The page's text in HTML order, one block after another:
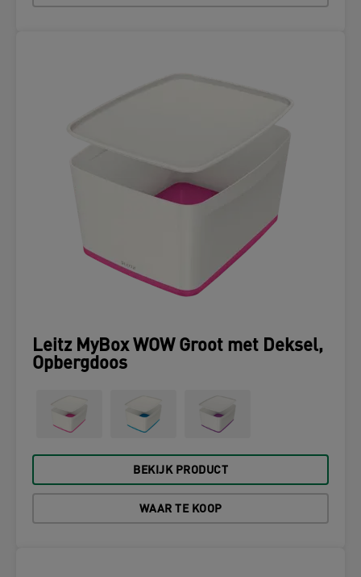
Leitz MyBox WOW Groot met Deksel,
Opbergdoos
BEKIJK PRODUCT
WAAR TE KOOP